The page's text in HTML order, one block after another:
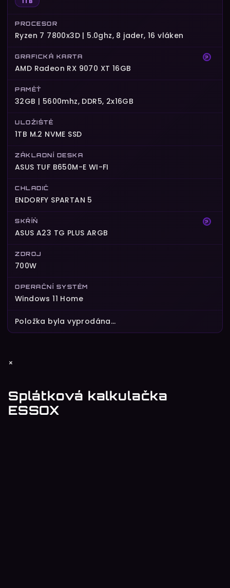
PROCESOR
Ryzen 7 7800x3D | 5.0ghz, 8 jader, 16 vláken
?
GRAFICKÁ KARTA
AMD Radeon RX 9070 XT 16GB
PAMĚŤ
32GB | 5600mhz, DDR5, 2x16GB
ULOŽIŠTĚ
1TB M.2 NVME SSD
ZÁKLADNÍ DESKA
ASUS TUF B650M-E WI-FI
CHLADIČ
ENDORFY SPARTAN 5
?
SKŘÍŇ
ASUS A23 TG PLUS ARGB
ZDROJ
700W
OPERAČNÍ SYSTÉM
Windows 11 Home
Položka byla vyprodána…
Z×
Splátková kalkulačka
ESSOX